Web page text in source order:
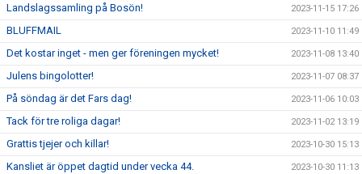
Landslagssamling på Bosön! 2023-11-15 17:26
BLUFFMAIL 2023-11-10 11:49
Det kostar inget - men ger föreningen mycket! 2023-11-08 13:40
Julens bingolotter! 2023-11-07 08:37
På söndag är det Fars dag! 2023-11-06 10:03
Tack för tre roliga dagar! 2023-11-02 13:19
Grattis tjejer och killar! 2023-10-30 15:13
Kansliet är öppet dagtid under vecka 44. 2023-10-30 11:13